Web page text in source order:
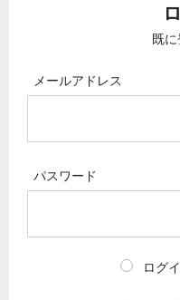
既
メールアドレス
パスワード
ログ